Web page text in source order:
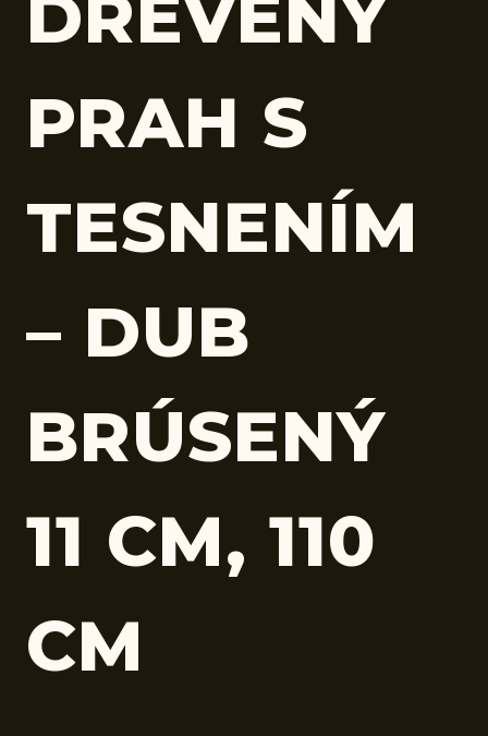
DREVENÝ
PRAH S
TESNENÍM
– DUB
BRÚSENÝ
11 CM, 110
CM